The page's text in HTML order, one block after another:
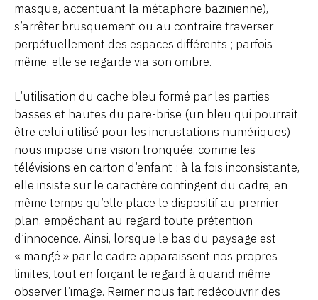
masque, accentuant la métaphore bazinienne),
s’arrêter brusquement ou au contraire traverser
perpétuellement des espaces différents ; parfois
même, elle se regarde via son ombre.
L’utilisation du cache bleu formé par les parties
basses et hautes du pare-brise (un bleu qui pourrait
être celui utilisé pour les incrustations numériques)
nous impose une vision tronquée, comme les
télévisions en carton d’enfant : à la fois inconsistante,
elle insiste sur le caractère contingent du cadre, en
même temps qu’elle place le dispositif au premier
plan, empêchant au regard toute prétention
d’innocence. Ainsi, lorsque le bas du paysage est
« mangé » par le cadre apparaissent nos propres
limites, tout en forçant le regard à quand même
observer l’image. Reimer nous fait redécouvrir des